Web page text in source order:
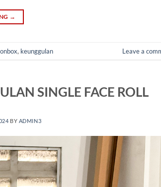
→
, keunggulan Leave a
SINGLE FACE ROLL
BY ADMIN3